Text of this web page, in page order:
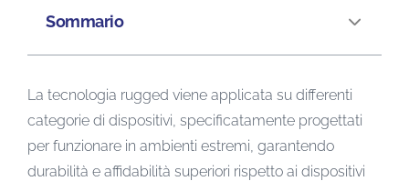
Sommario
La tecnologia rugged viene applicata su differenti
categorie di dispositivi, specificatamente progettati
per funzionare in ambienti estremi, garantendo
durabilità e affidabilità superiori rispetto ai dispositivi